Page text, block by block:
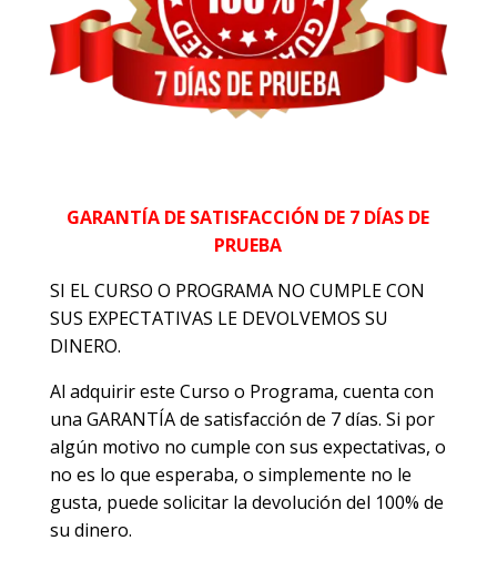
GARANTÍA DE SATISFACCIÓN DE 7 DÍAS DE
PRUEBA
SI EL CURSO O PROGRAMA NO CUMPLE CON
SUS EXPECTATIVAS LE DEVOLVEMOS SU
DINERO.
Al adquirir este Curso o Programa, cuenta con
una GARANTÍA de satisfacción de 7 días. Si por
algún motivo no cumple con sus expectativas, o
no es lo que esperaba, o simplemente no le
gusta, puede solicitar la devolución del 100% de
su dinero.